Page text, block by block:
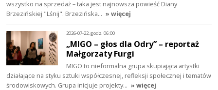
wszystko na sprzedaż – taka jest najnowsza powieść Diany
Brzezińskiej "Lśnij". Brzezińska… » więcej
2026-07-22, godz. 06:00
„MIGO – głos dla Odry” – reportaż
Małgorzaty Furgi
MIGO to nieformalna grupa skupiająca artystki
działające na styku sztuki współczesnej, refleksji społecznej i tematów
środowiskowych. Grupa inicjuje projekty… » więcej